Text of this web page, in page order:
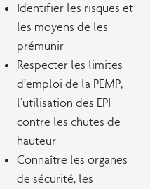
Identifier les risques et
les moyens de les
prémunir
Respecter les limites
d’emploi de la PEMP,
l’utilisation des EPI
contre les chutes de
hauteur
Connaître les organes
de sécurité, les